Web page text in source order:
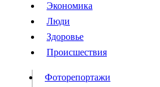
Власть
Происшествия
Видео
Экономика
Люди
Здоровье
Происшествия
Фоторепортажи